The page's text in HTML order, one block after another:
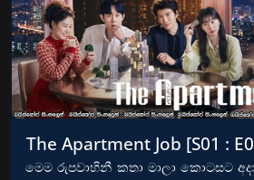
The Apartment Job [S01 :
මෙම රුපවාහිනී කතා මාලා කොටසට